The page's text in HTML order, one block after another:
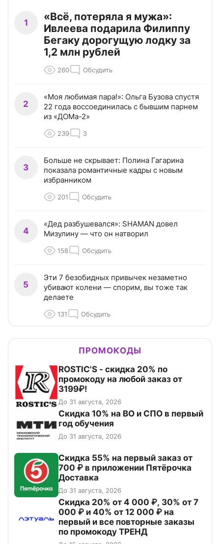
1
«Всё, потеряла я мужа»:
Ивлеева подарила Филиппу
Бегаку дорогущую лодку за
1,2 млн рублей
260 Обсудить
2
«Моя любимая пара!»: Ольга Бузова спустя
22 года воссоединилась с бывшим парнем
из «ДОМа-2»
239 3
3
Больше не скрывает: Полина Гагарина
показала романтичные кадры с новым
избранником
201 Обсудить
4
«Дед разбушевался»: SHAMAN довел
Мизулину — что он натворил
158 Обсудить
5
Эти 7 безобидных привычек незаметно
убивают колени — спорим, вы тоже так
делаете
131 Обсудить
ПРОМОКОДЫ
ROSTIC'S - скидка 20% по
промокоду на любой заказ от
3199₽!
До 31 августа, 2026
Скидка 10% на ВО и СПО в первый
год обучения
До 31 августа, 2026
Скидка 55% на первый заказ от
700 ₽ в приложении Пятёрочка
Доставка
До 31 августа, 2026
Скидка 20% от 4 000 ₽, 30% от 7
000 ₽ и 40% от 12 000 ₽ на
первый и все повторные заказы
по промокоду ТРЕНД